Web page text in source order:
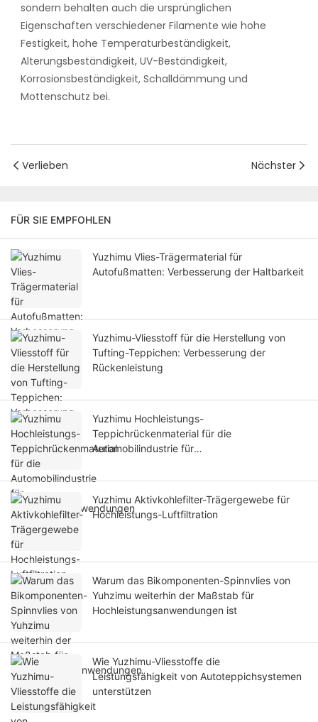
sondern behalten auch die ursprünglichen
Eigenschaften verschiedener Filamente wie hohe
Festigkeit, hohe Temperaturbeständigkeit,
Alterungsbeständigkeit, UV-Beständigkeit,
Korrosionsbeständigkeit, Schalldämmung und
Mottenschutz bei.
Verlieben Nächster
FÜR SIE EMPFOHLEN
Yuzhimu Vlies-Trägermaterial für
Autofußmatten: Verbesserung der Haltbarkeit
Yuzhimu-Vliesstoff für die Herstellung von
Tufting-Teppichen: Verbesserung der
Rückenleistung
Yuzhimu Hochleistungs-
Teppichrückenmaterial für die
Automobilindustrie für
Yuzhimu Aktivkohlefilter-Trägergewebe für
Hochleistungs-Luftfiltration
Warum das Bikomponenten-Spinnvlies von
Yuhzimu weiterhin der Maßstab für
Hochleistungsanwendungen ist
Wie Yuzhimu-Vliesstoffe die
Leistungsfähigkeit von Autoteppichsystemen
unterstützen